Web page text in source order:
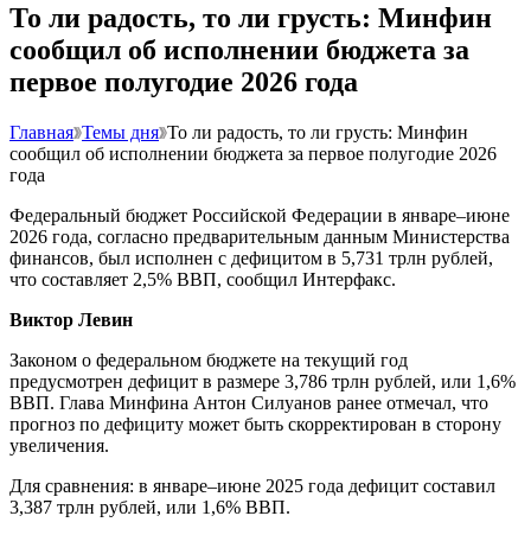
То ли радость, то ли грусть: Минфин
сообщил об исполнении бюджета за
первое полугодие 2026 года
Главная Темы дня То ли радость, то ли грусть: Минфин
сообщил об исполнении бюджета за первое полугодие 2026
года
Федеральный бюджет Российской Федерации в январе–июне
2026 года, согласно предварительным данным Министерства
финансов, был исполнен с дефицитом в 5,731 трлн рублей,
что составляет 2,5% ВВП, сообщил Интерфакс.
Виктор Левин
Законом о федеральном бюджете на текущий год
предусмотрен дефицит в размере 3,786 трлн рублей, или 1,6%
ВВП. Глава Минфина Антон Силуанов ранее отмечал, что
прогноз по дефициту может быть скорректирован в сторону
увеличения.
Для сравнения: в январе–июне 2025 года дефицит составил
3,387 трлн рублей, или 1,6% ВВП.